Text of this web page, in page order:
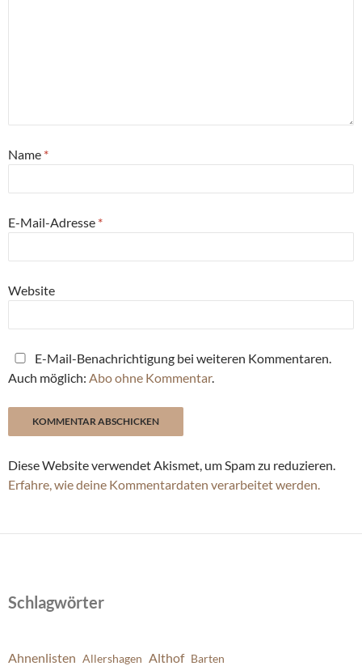
Name *
E-Mail-Adresse *
Website
E-Mail-Benachrichtigung bei weiteren Kommentaren.
Auch möglich: Abo ohne Kommentar.
Diese Website verwendet Akismet, um Spam zu reduzieren.
Erfahre, wie deine Kommentardaten verarbeitet werden.
Schlagwörter
Ahnenlisten Allershagen Althof Barten